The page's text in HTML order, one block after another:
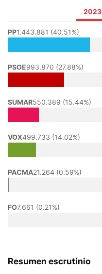
2023
PP1.443.881 (40.51%)
PSOE993.870 (27.88%)
SUMAR550.389 (15.44%)
VOX499.733 (14.02%)
PACMA21.264 (0.59%)
FO7.661 (0.21%)
Resumen escrutinio